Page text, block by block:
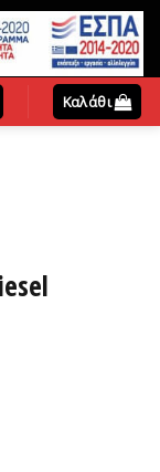
Καλάθι